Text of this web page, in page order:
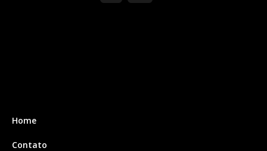
Home
Contato